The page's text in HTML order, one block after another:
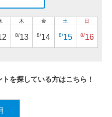
木
8/13
金
8/14
土
8/15
日
8/16
を探している方はこちら！